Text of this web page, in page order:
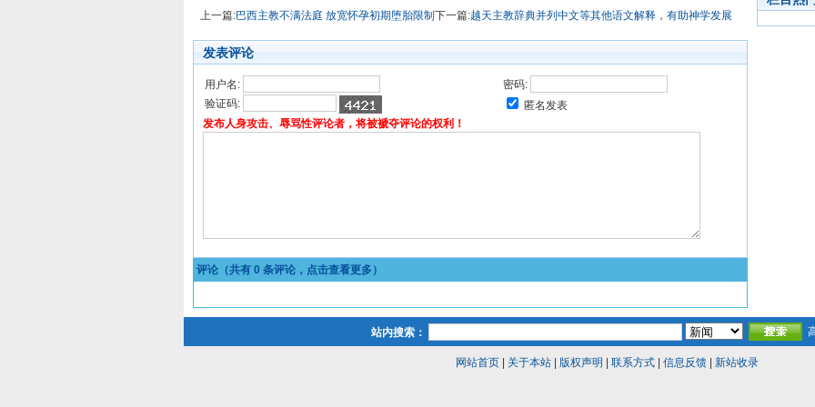
上一篇:巴西主教不满法庭 放宽怀孕初期堕胎限制 下一篇:越天主教辞典并列中文等其他语文解释，有助神学发展
发表评论
用户名:
密码:
验证码:
匿名发表
发布人身攻击、辱骂性评论者，将被褫夺评论的权利！
评论（共有 0 条评论，点击查看更多）
站内搜索：
网站首页| 关于本站| 版权声明 联系方式| 信息反馈| 新站收录